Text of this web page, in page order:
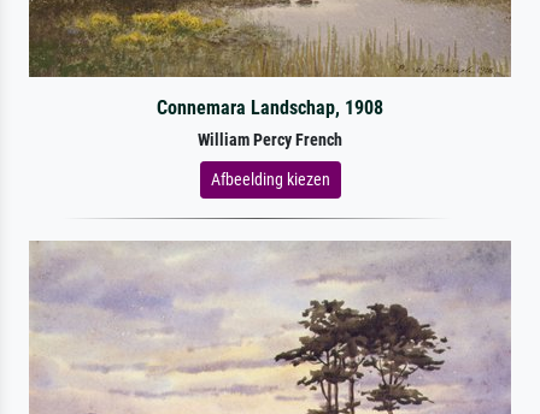
Connemara Landschap, 1908
William Percy French
Afbeelding kiezen